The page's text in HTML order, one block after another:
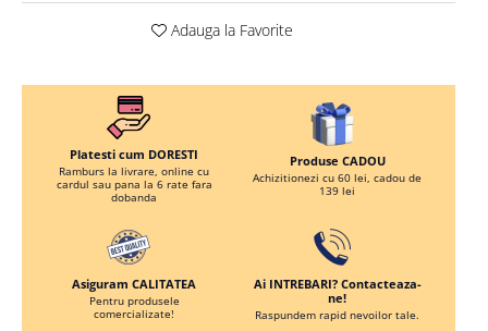
Set Lenjerie De Pat, 7 Piese, Cu
Pilota / Cuvertura Inclusa
11 Piese, Cuvertura Inclusa
Lenjerii Damasc Egiptean King Size
Lenjerii De Pat, Finet Premium, 1
Persoana
Lenjerii De Pat, Imprimeu 3D, 1
Persoana
Adauga la Favorite
Platesti cum DORESTI
Ramburs la livrare, online cu
cardul sau pana la 6 rate fara
dobanda
Produse CADOU
Achizitionezi cu 60 lei, cadou de
139 lei
Asiguram CALITATEA
Pentru produsele
comercializate!
Ai INTREBARI? Contacteaza-
ne!
Raspundem rapid nevoilor tale.